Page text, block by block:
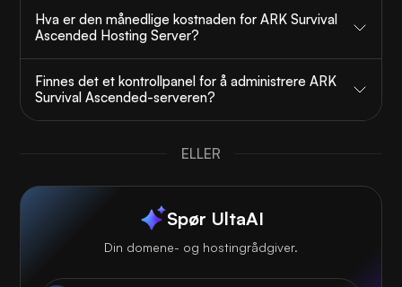
Hva er den månedlige kostnaden for ARK Survival
Ascended Hosting Server?
Finnes det et kontrollpanel for å administrere ARK
Survival Ascended-serveren?
ELLER
Spør UltaAI
Din domene- og hostingrådgiver.